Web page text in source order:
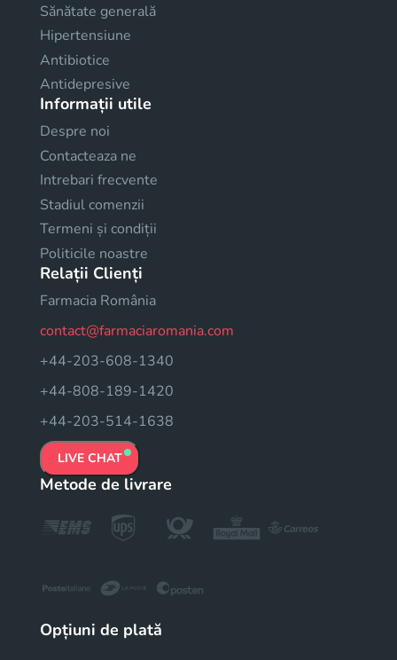
Sănătate generală
Hipertensiune
Antibiotice
Antidepresive
Informații utile
Despre noi
Contacteaza ne
Intrebari frecvente
Stadiul comenzii
Termeni și condiții
Politicile noastre
Relații Clienți
Farmacia România
contact@farmaciaromania.com
+44-203-608-1340
+44-808-189-1420
+44-203-514-1638
LIVE CHAT
Metode de livrare
Opțiuni de plată